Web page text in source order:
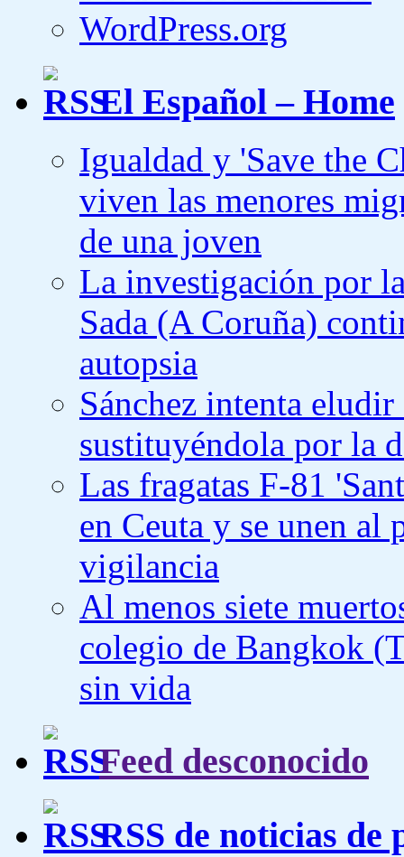
WordPress.org
El Español – Home
Igualdad y 'Save the
viven las menores
de una joven
La investigación por
Sada (A Coruña)
autopsia
Sánchez intenta
sustituyéndola por la
Las fragatas F-81
en Ceuta y se unen al
vigilancia
Al menos siete
colegio de Bangkok
sin vida
Feed desconocido
RSS de noticias de